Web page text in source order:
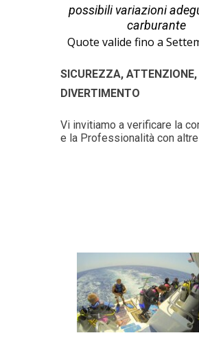
possibili variazioni
carburante
Quote valide fino a
SICUREZZA, ATTENZIONE,
DIVERTIMENTO
Vi invitiamo a verificare la
e la Professionalità con